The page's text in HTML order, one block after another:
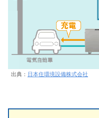
出典： 日本住環境設備株式会社